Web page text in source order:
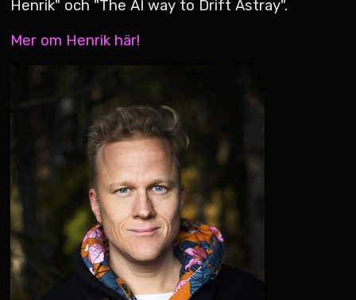
Henrik" och "The AI way to Drift Astray".
Mer om Henrik här!